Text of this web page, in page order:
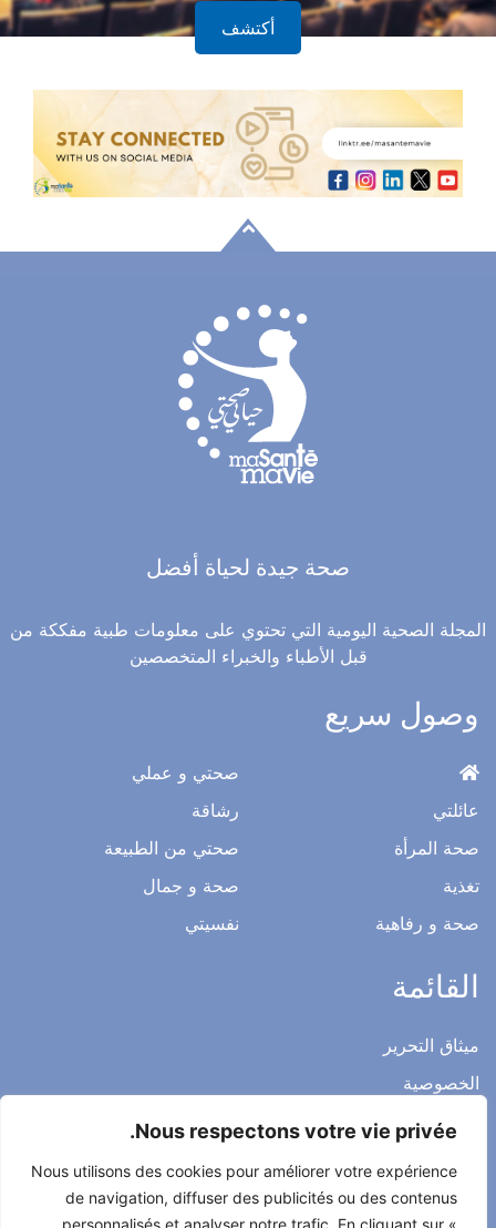
Nous respectons votre vie privée.
Nous utilisons des cookies pour améliorer votre expérience
de navigation, diffuser des publicités ou des contenus
personnalisés et analyser notre trafic. En cliquant sur «
أكتشف
صحة جيدة لحياة أفضل
المجلة الصحية اليومية التي تحتوي على معلومات طبية مفككة من
قبل الأطباء والخبراء المتخصصين
وصول سريع
عائلتي
صحة المرأة
تغذية
صحة و رفاهية
صحتي و عملي
رشاقة
صحتي من الطبيعة
صحة و جمال
نفسيتي
القائمة
ميثاق التحرير
الخصوصية
الاشعار القانوني
اتصل بنا